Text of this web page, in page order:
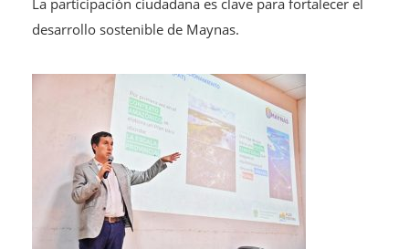
La participación ciudadana es clave para fortalecer el
desarrollo sostenible de Maynas.